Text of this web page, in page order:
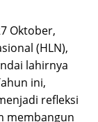
Oktober,
(HLN),
lahirnya
ini,
refleksi
membangun